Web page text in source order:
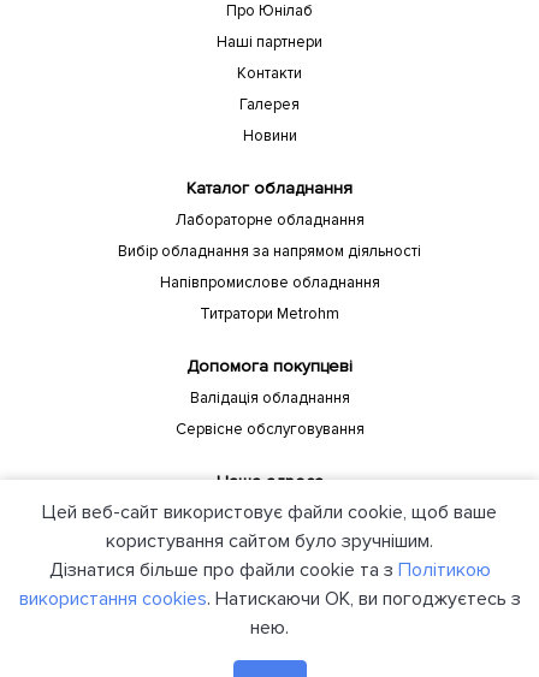
Про Юнілаб
Наші партнери
Контакти
Галерея
Новини
Каталог обладнання
Лабораторне обладнання
Вибір обладнання за напрямом діяльності
Напівпромислове обладнання
Титратори Metrohm
Допомога покупцеві
Валідація обладнання
Сервісне обслуговування
Наша адреса
Україна, Київ, 04208, пр-т Європейського союзу, 88 Б Компанія
© 2021 unilab.kiev.ua Всі права захищені. Створено в Я-Мастерс
Цей веб-сайт використовує файли cookie, щоб ваше
користування сайтом було зручнішим.
Дізнатися більше про файли cookie та з Політикою
використання cookies. Натискаючи ОК, ви погоджуєтесь з
нею.